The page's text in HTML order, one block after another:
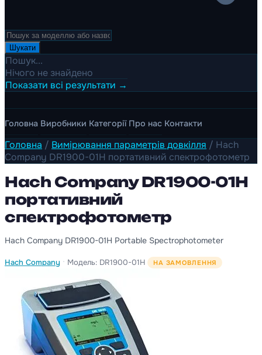
Шукати
Пошук...
Нічого не знайдено
Показати всі результати →
Головна Виробники Категорії Про нас Контакти
Головна / Вимірювання параметрів довкілля / Hach
Company DR1900-01H портативний спектрофотометр
Hach Company DR1900-01H
портативний
спектрофотометр
Hach Company DR1900-01H Portable Spectrophotometer
Hach Company · Модель: DR1900-01H НА ЗАМОВЛЕННЯ